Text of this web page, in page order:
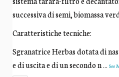
successiva di semi, biomassa
Caratteristiche tecniche:
Sgranatrice Herbas dotata di
e di uscita e di un secondo n... See